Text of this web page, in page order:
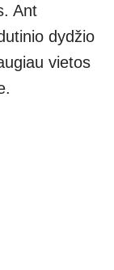
Ant
dydžio
vietos